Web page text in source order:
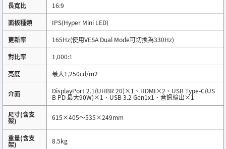
長寬比
16:9
面板種類
IPS(Hyper Mini LED)
更新率
165Hz(使用VESA Dual Mode可切換為330Hz)
對比率
1,000:1
亮度
最大1,250cd/m2
介面 DisplayPort 2.1(UHBR 20)×1、HDMI×2、USB Type-C(US
B PD 最大90W)×1、USB 3.2 Gen1x1、音訊輸出×1
尺寸(含支
架) 615×405～535×249mm
重量(含支
架) 8.5kg